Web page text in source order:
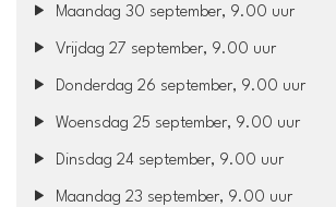
Maandag 30 september, 9.00 uur
Vrijdag 27 september, 9.00 uur
Donderdag 26 september, 9.00 uur
Woensdag 25 september, 9.00 uur
Dinsdag 24 september, 9.00 uur
Maandag 23 september, 9.00 uur